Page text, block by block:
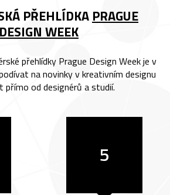
PŘEHLÍDKA PRAGUE
DESIGN WEEK
přehlídky Prague Design Week je v
na novinky v kreativním designu
přímo od designérů a studií.
5